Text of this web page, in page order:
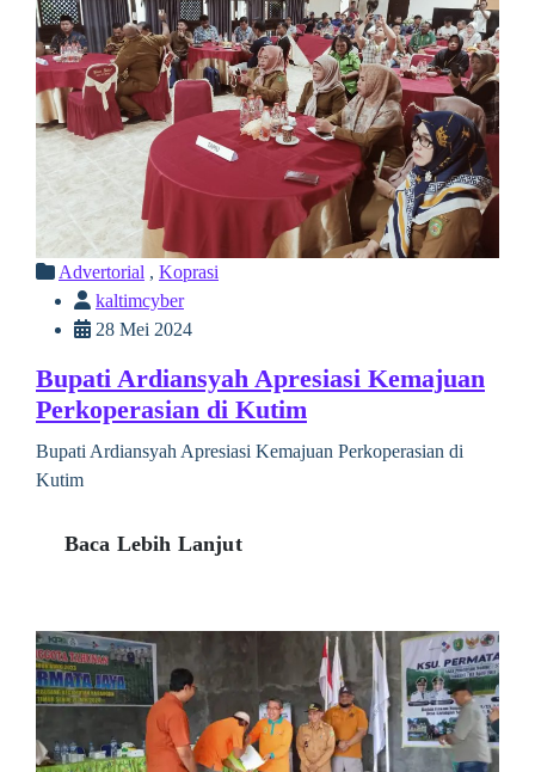
Advertorial , Koprasi
kaltimcyber
28 Mei 2024
Bupati Ardiansyah Apresiasi Kemajuan
Perkoperasian di Kutim
Bupati Ardiansyah Apresiasi Kemajuan Perkoperasian di
Kutim
Baca Lebih Lanjut